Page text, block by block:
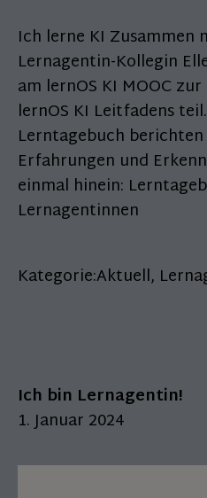
Ich lerne KI Zusammen
Lernagentin-Kollegin
am lernOS KI MOOC
lernOS KI Leitfadens
Lerntagebuch
Erfahrungen und
einmal hinein:
Lernagentinnen
Kategorie:Aktuell,
Ich bin Lernagentin!
1. Januar 2024